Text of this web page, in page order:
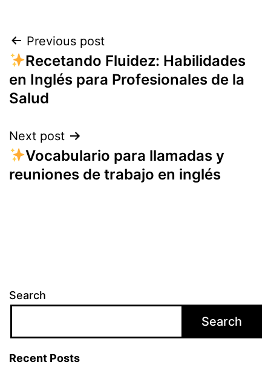
Post
navigation
Previous post
Recetando Fluidez: Habilidades
en Inglés para Profesionales de la
Salud
Next post
Vocabulario para llamadas y
reuniones de trabajo en inglés
Search
Search
Recent Posts